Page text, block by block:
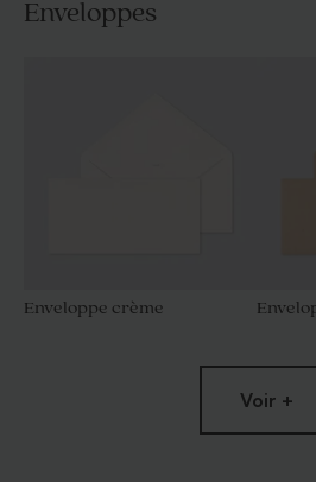
Enveloppes
Enveloppe crème
Voir +